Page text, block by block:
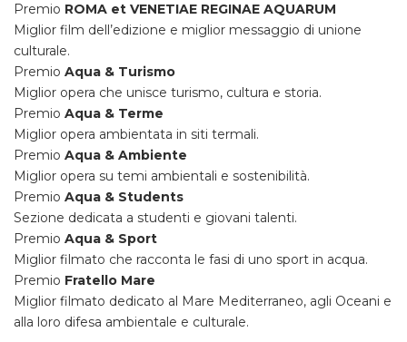
Premio ROMA et VENETIAE REGINAE AQUARUM
Miglior film dell’edizione e miglior messaggio di unione
culturale.
Premio Aqua & Turismo
Miglior opera che unisce turismo, cultura e storia.
Premio Aqua & Terme
Miglior opera ambientata in siti termali.
Premio Aqua & Ambiente
Miglior opera su temi ambientali e sostenibilità.
Premio Aqua & Students
Sezione dedicata a studenti e giovani talenti.
Premio Aqua & Sport
Miglior filmato che racconta le fasi di uno sport in acqua.
Premio Fratello Mare
Miglior filmato dedicato al Mare Mediterraneo, agli Oceani e
alla loro difesa ambientale e culturale.